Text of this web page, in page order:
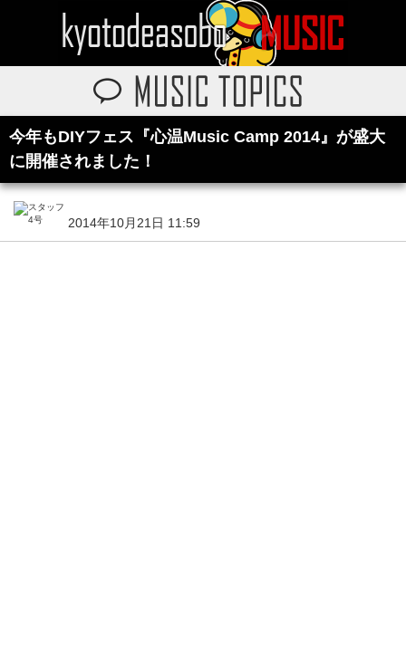
今年もDIYフェス『心温Music Camp 2014』が盛大
に開催されました！
2014年10月21日 11:59